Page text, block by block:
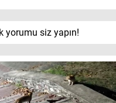
yorumu siz yapın!